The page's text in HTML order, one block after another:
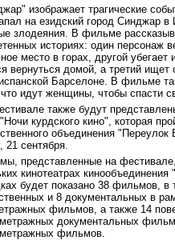
изображает трагические
на езидский город Синджар в
злодеяния. В фильме
историях: один персонаж
место в горах, другой убегает
вернуться домой, а третий ищет
Барселоне. В фильме
идут женщины, чтобы спасти
также будут
курдского кино", которая
объединения "Переулок
21 сентября.
представленные на
кинотеатрах
будет показано 38 фильмов, в
и 8 документальных в
фильмов, а также 14
документальных
фильмов.